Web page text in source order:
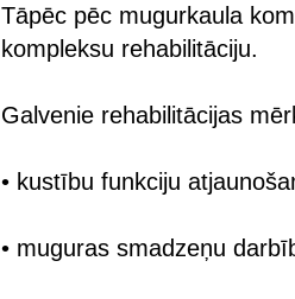
Tāpēc pēc mugurkaula
kompleksu rehabilitāciju.
Galvenie rehabilitācijas
• kustību funkciju
• muguras smadzeņu